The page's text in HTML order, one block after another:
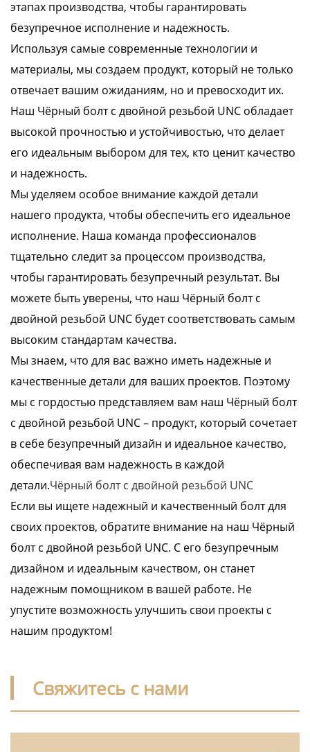
этапах производства, чтобы гарантировать
безупречное исполнение и надежность.
Используя самые современные технологии и
материалы, мы создаем продукт, который не только
отвечает вашим ожиданиям, но и превосходит их.
Наш Чёрный болт с двойной резьбой UNC обладает
высокой прочностью и устойчивостью, что делает
его идеальным выбором для тех, кто ценит качество
и надежность.
Мы уделяем особое внимание каждой детали
нашего продукта, чтобы обеспечить его идеальное
исполнение. Наша команда профессионалов
тщательно следит за процессом производства,
чтобы гарантировать безупречный результат. Вы
можете быть уверены, что наш Чёрный болт с
двойной резьбой UNC будет соответствовать самым
высоким стандартам качества.
Мы знаем, что для вас важно иметь надежные и
качественные детали для ваших проектов. Поэтому
мы с гордостью представляем вам наш Чёрный болт
с двойной резьбой UNC – продукт, который сочетает
в себе безупречный дизайн и идеальное качество,
обеспечивая вам надежность в каждой
детали.Чёрный болт с двойной резьбой UNC
Если вы ищете надежный и качественный болт для
своих проектов, обратите внимание на наш Чёрный
болт с двойной резьбой UNC. С его безупречным
дизайном и идеальным качеством, он станет
надежным помощником в вашей работе. Не
упустите возможность улучшить свои проекты с
нашим продуктом!
Свяжитесь с нами